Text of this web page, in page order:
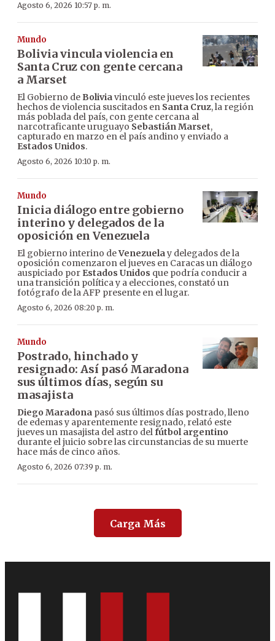
Agosto 6, 2026 10:57 p. m.
Mundo
Bolivia vincula violencia en
Santa Cruz con gente cercana
a Marset
El Gobierno de Boliviavinculó este jueves los recientes
hechos de violencia suscitados en Santa Cruz, la región
más poblada del país, con gente cercana al
narcotraficante uruguayo Sebastián Marset,
capturado en marzo en el país andino y enviado a
Estados Unidos.
Agosto 6, 2026 10:10 p. m.
Mundo
Inicia diálogo entre gobierno
interino y delegados de la
oposición en Venezuela
El gobierno interino deVenezuelay delegados de la
oposición comenzaron el jueves en Caracas un diálogo
auspiciado por Estados Unidos que podría conducir a
una transición política y a elecciones, constató un
fotógrafo de la AFP presente en el lugar.
Agosto 6, 2026 08:20 p. m.
Mundo
Postrado, hinchado y
resignado: Así pasó Maradona
sus últimos días, según su
masajista
Diego Maradona pasó sus últimos días postrado, lleno
de edemas y aparentemente resignado, relató este
jueves un masajista del astro delfútbol argentino
durante el juicio sobre las circunstancias de su muerte
hace más de cinco años.
Agosto 6, 2026 07:39 p. m.
Carga Más